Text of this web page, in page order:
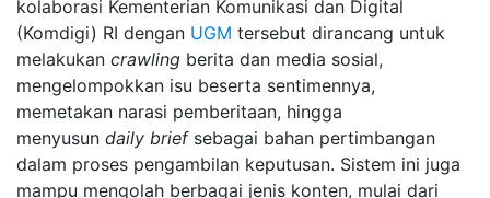
kolaborasi Kementerian Komunikasi dan Digital
(Komdigi) RI dengan UGM tersebut dirancang untuk
melakukan crawling berita dan media sosial,
mengelompokkan isu beserta sentimennya,
memetakan narasi pemberitaan, hingga
menyusun daily briefsebagai bahan pertimbangan
dalam proses pengambilan keputusan. Sistem ini juga
mampu mengolah berbagai jenis konten, mulai dari